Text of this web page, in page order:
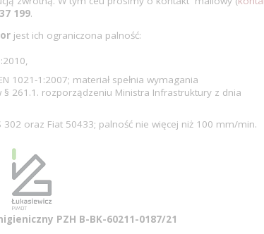
199.
jest ich ograniczona palność:
1021-1:2007; materiał spełnia wymagania
§ 261.1. rozporządzeniu Ministra Infrastruktury z dnia
302 oraz Fiat 50433; palność nie więcej niż 100 mm/min.
PZH B-BK-60211-0187/21